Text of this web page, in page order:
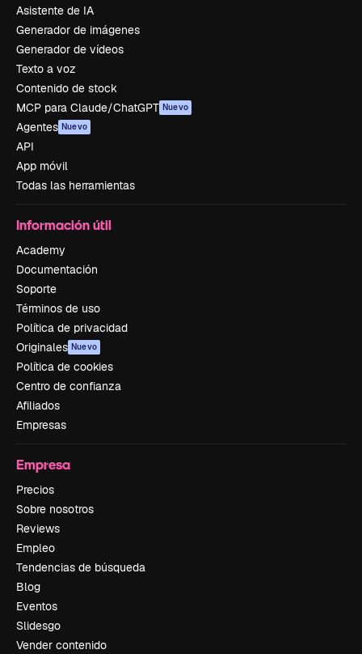
Asistente de IA
Generador de imágenes
Generador de vídeos
Texto a voz
Contenido de stock
MCP para Claude/ChatGPT Nuevo
Agentes Nuevo
API
App móvil
Todas las herramientas
Información útil
Academy
Documentación
Soporte
Términos de uso
Política de privacidad
Originales Nuevo
Política de cookies
Centro de confianza
Afiliados
Empresas
Empresa
Precios
Sobre nosotros
Reviews
Empleo
Tendencias de búsqueda
Blog
Eventos
Slidesgo
Vender contenido